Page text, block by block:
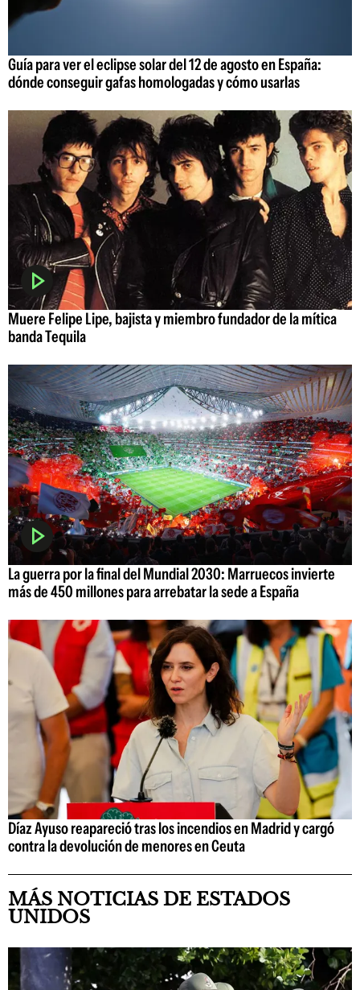
Guía para ver el eclipse solar del 12 de agosto en España:
dónde conseguir gafas homologadas y cómo usarlas
Muere Felipe Lipe, bajista y miembro fundador de la mítica
banda Tequila
La guerra por la final del Mundial 2030: Marruecos invierte
más de 450 millones para arrebatar la sede a España
Díaz Ayuso reapareció tras los incendios en Madrid y cargó
contra la devolución de menores en Ceuta
MÁS NOTICIAS DE ESTADOS
UNIDOS